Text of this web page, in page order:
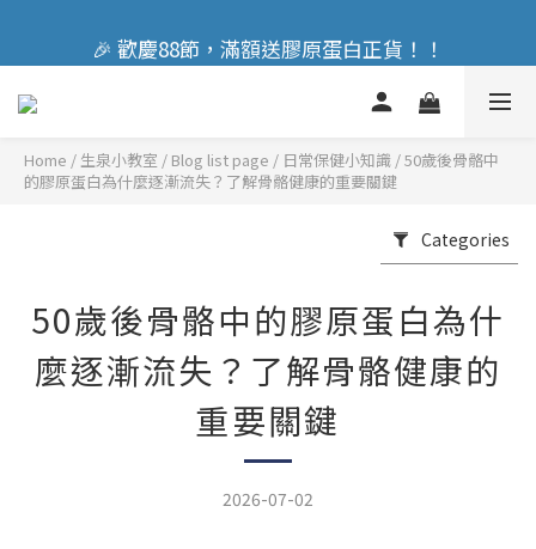
🎉 歡慶88節，滿額送膠原蛋白正貨！！
🎉 歡慶88節，滿額送膠原蛋白正貨！！
立即加入會員享『300元』購物金
🎉 歡慶88節，滿額送膠原蛋白正貨！！
Home / Blog list page / 日常保健小知識 /50歲後骨骼中
的膠原蛋白為什麼逐漸流失？了解骨骼健康的重要關鍵
Categories
50歲後骨骼中的膠原蛋白為什
麼逐漸流失？了解骨骼健康的
重要關鍵
2026-07-02